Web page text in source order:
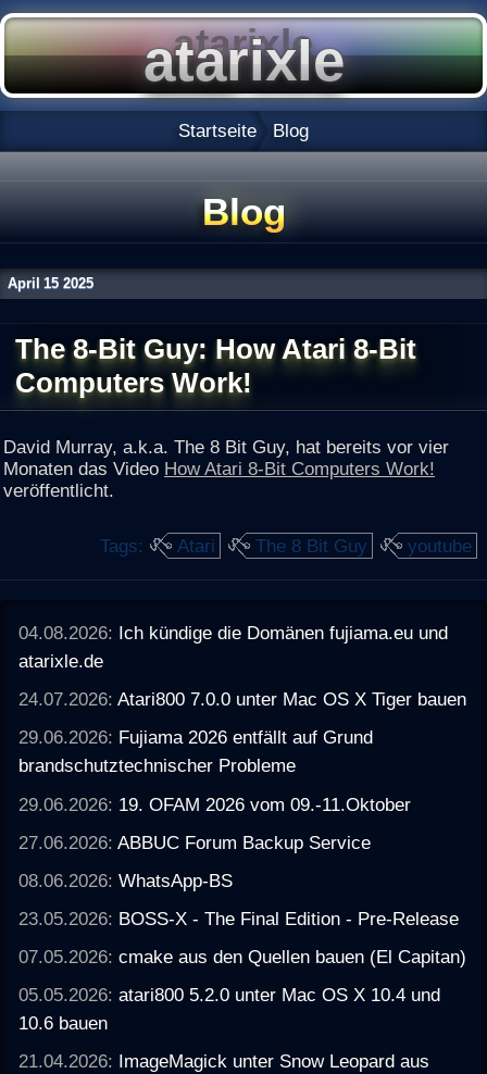
Startseite Blog
Blog
April 15 2025
The 8-Bit Guy: How Atari 8-Bit
Computers Work!
David Murray, a.k.a. The 8 Bit Guy, hat bereits vor vier
Monaten das Video How Atari 8-Bit Computers Work!
veröffentlicht.
Tags: Atari The 8 Bit Guy youtube
04.08.2026: Ich kündige die Domänen fujiama.eu und
atarixle.de
24.07.2026:Atari800 7.0.0 unter Mac OS X Tiger bauen
29.06.2026: Fujiama 2026 entfällt auf Grund
brandschutztechnischer Probleme
29.06.2026: 19. OFAM 2026 vom 09.-11.Oktober
27.06.2026:ABBUC Forum Backup Service
08.06.2026:WhatsApp-BS
23.05.2026: BOSS-X - The Final Edition - Pre-Release
07.05.2026:cmake aus den Quellen bauen (El Capitan)
05.05.2026:atari800 5.2.0 unter Mac OS X 10.4 und
10.6 bauen
21.04.2026: ImageMagick unter Snow Leopard aus